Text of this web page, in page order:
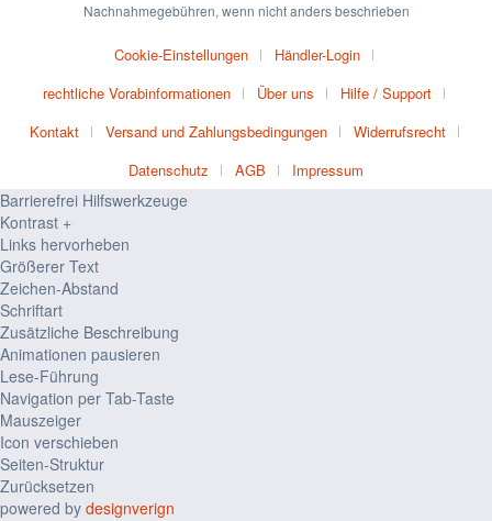
Nachnahmegebühren, wenn nicht anders beschrieben
Cookie-Einstellungen
Händler-Login
rechtliche Vorabinformationen
Über uns
Hilfe / Support
Kontakt
Versand und Zahlungsbedingungen
Widerrufsrecht
Datenschutz
AGB Impressum
Barrierefrei Hilfswerkzeuge
Kontrast +
Links hervorheben
Größerer Text
Zeichen-Abstand
Schriftart
Zusätzliche Beschreibung
Animationen pausieren
Lese-Führung
Navigation per Tab-Taste
Mauszeiger
Icon verschieben
Seiten-Struktur
Zurücksetzen
powered by designverign